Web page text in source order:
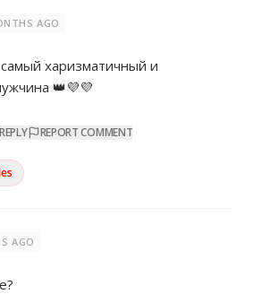
AGO
харизматичный и
👑💜💜
REPLY REPORT COMMENT
AGO